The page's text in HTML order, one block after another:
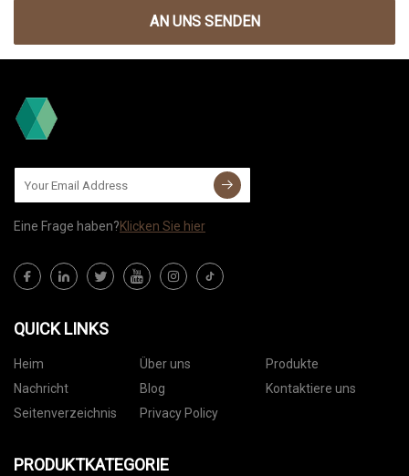
AN UNS SENDEN
Eine Frage haben?Klicken Sie hier
QUICK LINKS
Heim Über uns
Produkte
Nachricht
Blog
Kontaktiere uns
Seitenverzeichnis
Privacy Policy
PRODUKTKATEGORIE